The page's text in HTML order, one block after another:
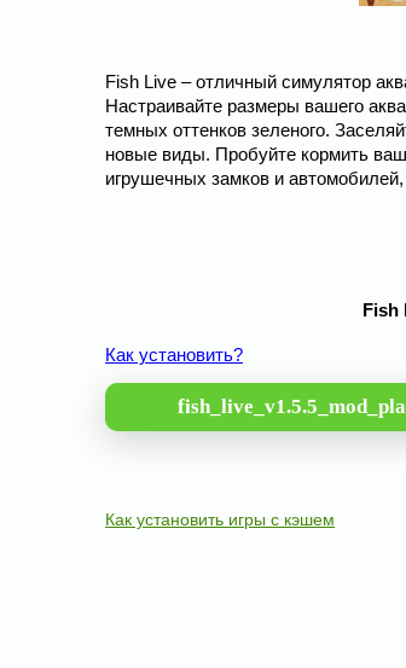
Fish Live – отличный симулятор
Настраивайте размеры вашего
темных оттенков зеленого.
новые виды. Пробуйте кормить
игрушечных замков и
Fish
Как установить?
Как установить игры с кэшем